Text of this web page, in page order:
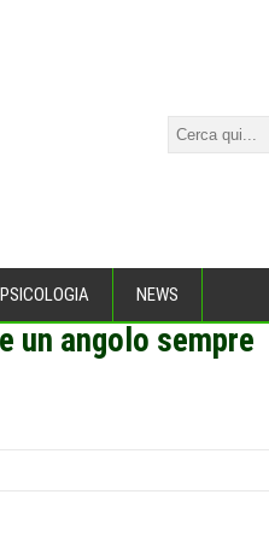
PSICOLOGIA NEWS
un angolo sempre